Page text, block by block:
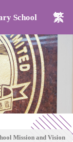
School 繁
Mission and Vision